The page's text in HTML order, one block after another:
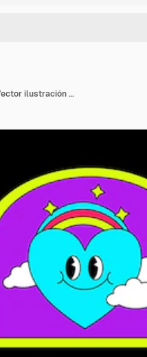
Divertido juego de pegatinas psicodélicas locas impresas Vector ilustración de dibujos animados diseño de paquete de pegatinas Psychedelicgroovytrippylsd acidmagic print para tshirtpostercard concepto EPS